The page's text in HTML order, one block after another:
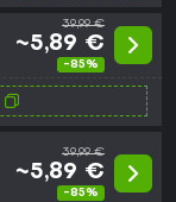
39,99 €
~5,89 €
-85%
39,99 €
~5,89 €
-85%